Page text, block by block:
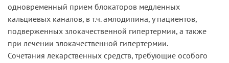
одновременный прием блокаторов медленных
кальциевых каналов, в т.ч. амлодипина, у пациентов,
подверженных злокачественной гипертермии, а также
при лечении злокачественной гипертермии.
Сочетания лекарственных средств, требующие особого